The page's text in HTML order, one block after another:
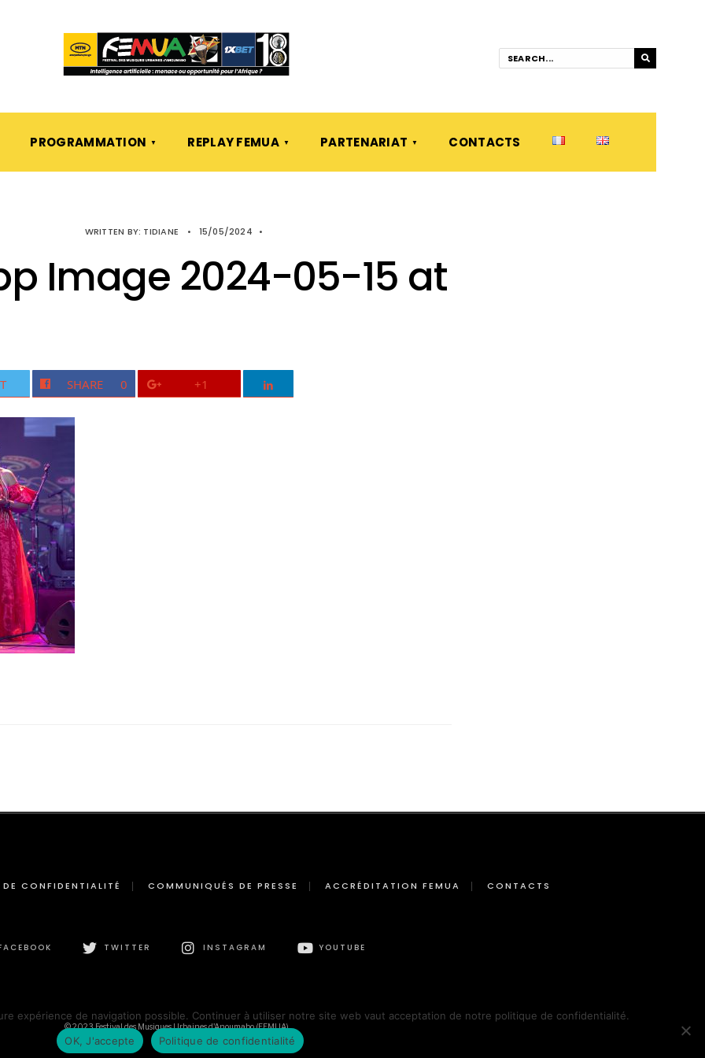
PROGRAMMATION REPLAY FEMUA PARTENARIAT CONTACTS
WRITTEN BY: TIDIANE • 15/05/2024 •
Image 2024-05-15 at
SHARE 0 +1
CONFIDENTIALITÉ COMMUNIQUÉS DE PRESSE ACCRÉDITATION FEMUA CONTACTS
TWITTER INSTAGRAM YOUTUBE
© 2023 Festival des Musiques Urbaines d'Anoumabo (FEMUA)
expérience de navigation possible. Continuer à utiliser notre site web vaut acceptation de notre politique de confidentialité.
OK, J'accepte
Politique de confidentialité